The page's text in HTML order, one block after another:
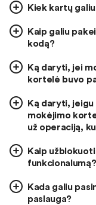
Kiek kartų
Kaip galiu
kodą?
Ką daryti, jei
kortelė buvo
Ką daryti,
mokėjimo
už operaciją,
Kaip
funkcionalumą?
Kada galiu
paslauga?